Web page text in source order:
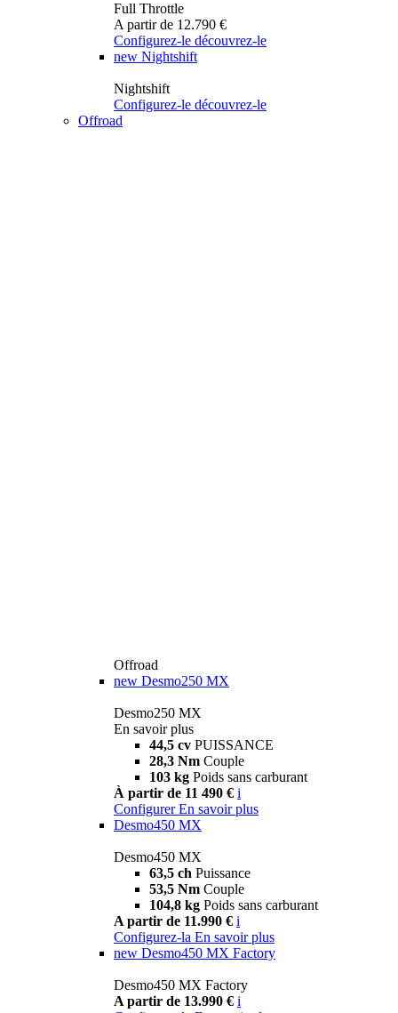
Full Throttle
A partir de 12.790 €
Configurez-le découvrez-le
new Nightshift
Nightshift
Configurez-le découvrez-le
Offroad
Offroad
new Desmo250 MX
Desmo250 MX
En savoir plus
44,5 cv PUISSANCE
28,3 Nm Couple
103 kg Poids sans carburant
À partir de 11 490 € i
Configurer En savoir plus
Desmo450 MX
Desmo450 MX
63,5 ch Puissance
53,5 Nm Couple
104,8 kg Poids sans carburant
A partir de 11.990 € i
Configurez-la En savoir plus
new Desmo450 MX Factory
Desmo450 MX Factory
A partir de 13.990 € i